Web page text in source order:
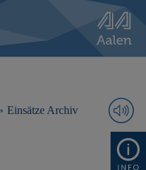
Einsätze Archiv